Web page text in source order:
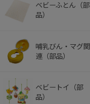
ベビーふとん（部
品）
哺乳びん・マグ関
連（部品）
ベビートイ（部
品）